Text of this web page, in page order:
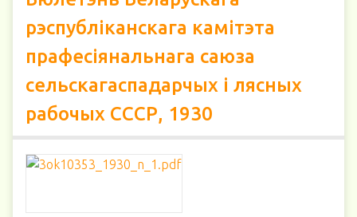
рэспубліканскага камітэта
прафесіянальнага саюза
сельскагаспадарчых і лясных
рабочых СССР, 1930